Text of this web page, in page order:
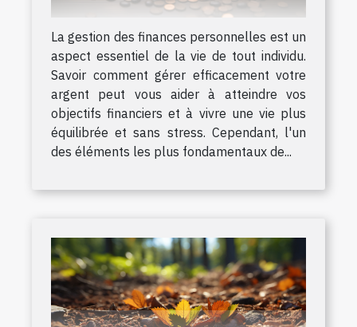
La gestion des finances personnelles est un
aspect essentiel de la vie de tout individu.
Savoir comment gérer efficacement votre
argent peut vous aider à atteindre vos
objectifs financiers et à vivre une vie plus
équilibrée et sans stress. Cependant, l'un
des éléments les plus fondamentaux de...